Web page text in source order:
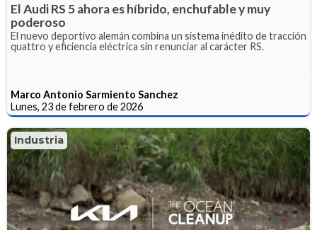
El Audi RS 5 ahora es híbrido, enchufable y muy
poderoso
El nuevo deportivo alemán combina un sistema inédito de tracción
quattro y eficiencia eléctrica sin renunciar al carácter RS.
Marco Antonio Sarmiento Sanchez
Lunes, 23 de febrero de 2026
Industria